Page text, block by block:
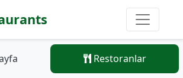
Restoranlar